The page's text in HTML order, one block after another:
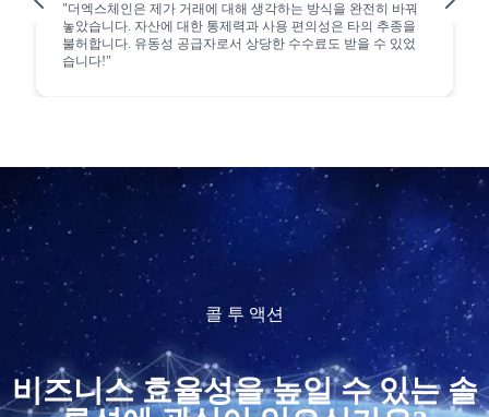
"더엑스체인은 제가 거래에 대해 생각하는 방식을 완전히 바꿔
놓았습니다. 자산에 대한 통제력과 사용 편의성은 타의 추종을
불허합니다. 유동성 공급자로서 상당한 수수료도 받을 수 있었
습니다!"
콜 투 액션
비즈니스 효율성을 높일 수 있는 솔